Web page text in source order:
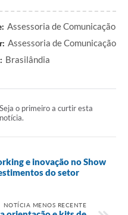
Assessoria de Comunicação
Assessoria de Comunicação
Brasilândia
Seja o primeiro a curtir esta
notícia.
e inovação no Show
do setor
NOTÍCIA MENOS RECENTE